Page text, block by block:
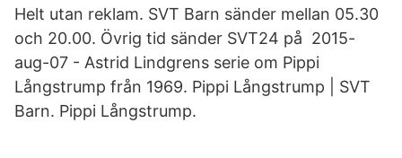
Helt utan reklam. SVT Barn sänder mellan 05.30
och 20.00. Övrig tid sänder SVT24 på 2015-
aug-07 - Astrid Lindgrens serie om Pippi
Långstrump från 1969. Pippi Långstrump | SVT
Barn. Pippi Långstrump.